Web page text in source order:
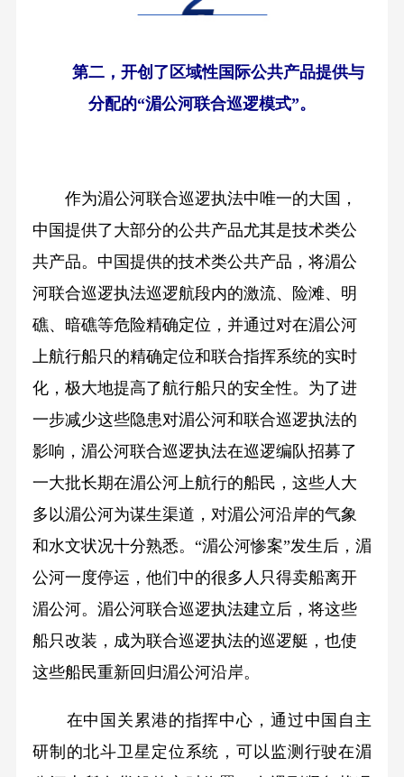
第二，开创了区域性国际公共产品提供与
分配的“湄公河联合巡逻模式”。
作为湄公河联合巡逻执法中唯一的大国，
中国提供了大部分的公共产品尤其是技术类公
共产品。 中国提供的技术类公共产品，将湄公
河联合巡逻执法巡逻航段内的激流、险滩、明
礁、暗礁等危险精确定位，并通过对在湄公河
上航行船只的精确定位和联合指挥系统的实时
化，极大地提高了航行船只的安全性。为了进
一步减少这些隐患对湄公河和联合巡逻执法的
影响，湄公河联合巡逻执法在巡逻编队招募了
一大批长期在湄公河上航行的船民，这些人大
多以湄公河为谋生渠道，对湄公河沿岸的气象
和水文状况十分熟悉。“湄公河惨案”发生后，湄
公河一度停运，他们中的很多人只得卖船离开
湄公河。湄公河联合巡逻执法建立后，将这些
船只改装，成为联合巡逻执法的巡逻艇，也使
这些船民重新回归湄公河沿岸。
在中国关累港的指挥中心，通过中国自主
研制的北斗卫星定位系统，可以监测行驶在湄